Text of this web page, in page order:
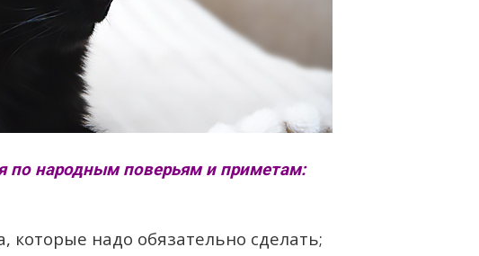
по народным поверьям и приметам:
которые надо обязательно сделать;